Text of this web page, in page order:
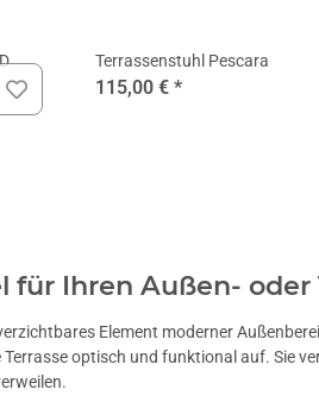
Terrassenstuhl Pescara
115,00 € *
für Ihren Außen-
Element moderner
Terrasse optisch und funktional auf. Sie